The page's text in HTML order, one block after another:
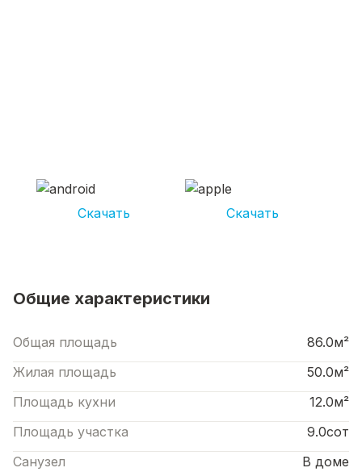
Скачать Скачать
Общие характеристики
Общая площадь
86.0м²
Жилая площадь
50.0м²
Площадь кухни
12.0м²
Площадь участка
9.0сот
Санузел
В доме